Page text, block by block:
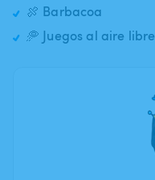
🍖 Barbacoa
🥏 Juegos al aire libre